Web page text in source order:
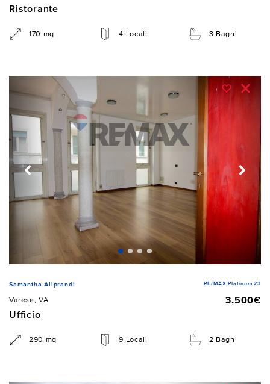
Ristorante
170 mq 4 Locali 3 Bagni
Samantha Aliprandi RE/MAX Platinum 23
Varese, VA
3.500€
Ufficio
290 mq 9 Locali 2 Bagni